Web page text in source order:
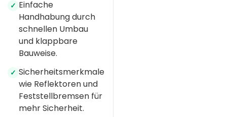
✓ Einfache
Handhabung durch
schnellen Umbau
und klappbare
Bauweise.
✓ Sicherheitsmerkmale
wie Reflektoren und
Feststellbremsen für
mehr Sicherheit.